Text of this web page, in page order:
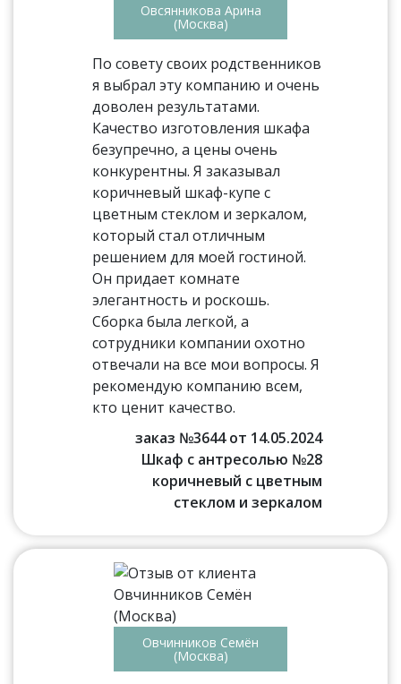
Овсянникова Арина
(Москва)
По совету своих родственников
я выбрал эту компанию и очень
доволен результатами.
Качество изготовления шкафа
безупречно, а цены очень
конкурентны. Я заказывал
коричневый шкаф-купе с
цветным стеклом и зеркалом,
который стал отличным
решением для моей гостиной.
Он придает комнате
элегантность и роскошь.
Сборка была легкой, а
сотрудники компании охотно
отвечали на все мои вопросы. Я
рекомендую компанию всем,
кто ценит качество.
заказ №3644 от 14.05.2024
Шкаф с антресолью №28
коричневый с цветным
стеклом и зеркалом
Овчинников Семён
(Москва)